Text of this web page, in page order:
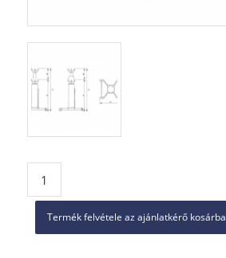
Termék felvétele az ajánlatkérő kosárba